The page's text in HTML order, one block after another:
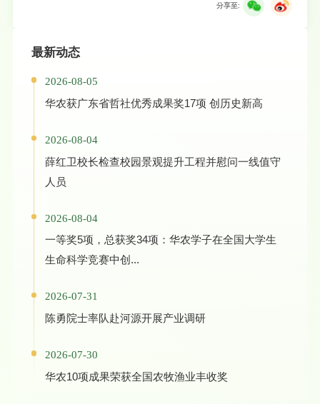
分享至:
最新动态
2026-08-05
华农获广东省哲社优秀成果奖17项 创历史新高
2026-08-04
薛红卫校长检查校园景观提升工程并慰问一线值守
人员
2026-08-04
一等奖5项，总获奖34项：华农学子在全国大学生
生命科学竞赛中创...
2026-07-31
陈勇院士率队赴河源开展产业调研
2026-07-30
华农10项成果荣获全国农牧渔业丰收奖